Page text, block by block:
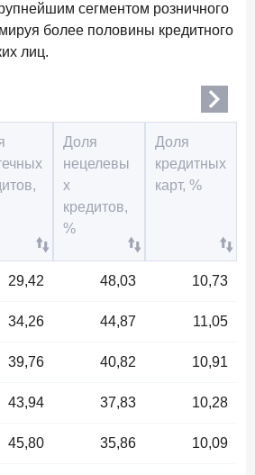
сегментом розничного
более половины кредитного
лиц.
Доля
нецелевы
х
кредитов,
%
Доля
кредитных
карт, %
29,42 48,03 10,73
34,26 44,87 11,05
39,76 40,82 10,91
43,94 37,83 10,28
45,80 35,86 10,09